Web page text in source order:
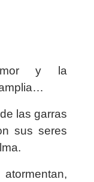
y la
las garras
sus seres